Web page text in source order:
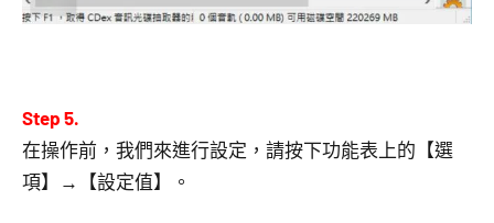
Step 5.
在操作前，我們來進行設定，請按下功能表上的【選
項】→【設定值】。